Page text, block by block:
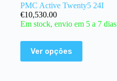
PMC Active Twenty5 24I
€10,530.00
Em stock, envio em 5 a 7 dias
Ver opções